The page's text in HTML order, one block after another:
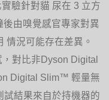
驗針對貓 尿在 3 立方
由嗅覺感官專家對異
情況可能存在差異。
對比非Dyson Digital
Digital Slim™ 輕量無
結果來自於持機器的